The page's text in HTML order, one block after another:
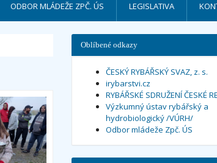
ODBOR MLÁDEŽE ZPČ. ÚS LEGISLATIVA
Oblíbené odkazy
ČESKÝ RYBÁŘSKÝ SVAZ, z. s.
irybarstvi.cz
RYBÁŘSKÉ SDRUŽENÍ ČESKÉ
Výzkumný ústav rybářský a
hydrobiologický /VÚRH/
Odbor mládeže Zpč. ÚS